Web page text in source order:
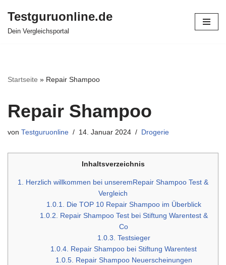
Zum
Testguruonline.de
Dein Vergleichsportal
Startseite » Repair Shampoo
Repair Shampoo
von Testguruonline 14. Januar 2024 Drogerie
Inhaltsverzeichnis
1. Herzlich willkommen bei unseremRepair Shampoo Test &
Vergleich
1.0.1. Die TOP 10 Repair Shampoo im Überblick
1.0.2. Repair Shampoo Test bei Stiftung Warentest &
Co
1.0.3. Testsieger
1.0.4. Repair Shampoo bei Stiftung Warentest
1.0.5. Repair Shampoo Neuerscheinungen